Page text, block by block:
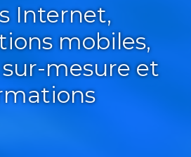
Internet,
mobiles,
mesure et